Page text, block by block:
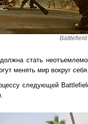
стать
менять мир вокруг себя.
следующей